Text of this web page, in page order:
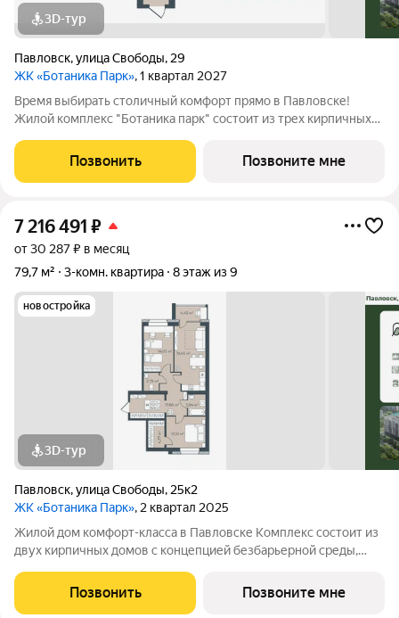
3D-тур
Павловск,улица Свободы, 29
ЖК «Ботаника Парк», 1 квартал 2027
Время выбирать столичный комфорт прямо в Павловске!
Жилой комплекс "Ботаника парк" состоит из трех кирпичных
дворовая территория обеспечивает безопасное пространство
для отдыха детей и взрослых, а
Позвонить Позвоните мне
7 216 491 ₽
от 30 287 ₽ в месяц
79,7 м²
3-комн. квартира 8 этаж из 9
новостройка
3D-тур
Павловск,улица Свободы, 25к2
ЖК «Ботаника Парк», 2 квартал 2025
Жилой дом комфорт-класса в Павловске Комплекс состоит из
двух кирпичных домов с концепцией безбарьерной среды,
пожилых людей и родителей с колясками. Функциональное
использование квадратных
Позвонить Позвоните мне